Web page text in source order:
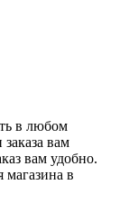
в любом
вам
вам удобно.
магазина в